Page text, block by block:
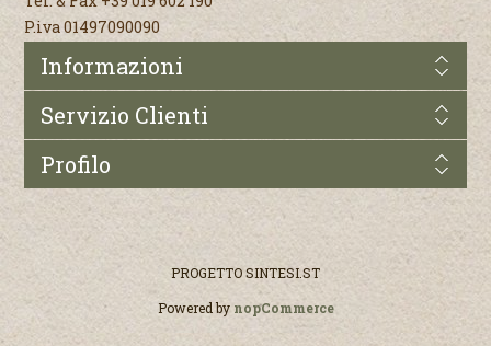
P.iva 01497090090
Informazioni
Servizio Clienti
Profilo
PROGETTOSINTESI.ST
Powered by nopCommerce